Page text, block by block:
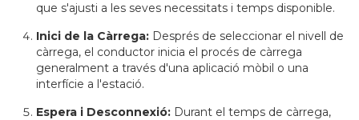
que s'ajusti a les seves necessitats i temps disponible.
Inici de la Càrrega: Després de seleccionar el nivell de
càrrega, el conductor inicia el procés de càrrega
generalment a través d'una aplicació mòbil o una
interfície a l'estació.
Espera i Desconnexió: Durant el temps de càrrega,